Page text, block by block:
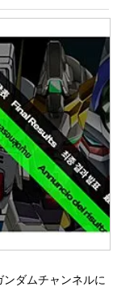
ダムチャンネルに